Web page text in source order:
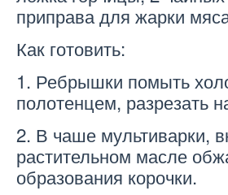
приправа для жарки
Как готовить:
1. Ребрышки помыть
полотенцем, разрезать
2. В чаше мультиварки,
растительном масле
образования корочки.